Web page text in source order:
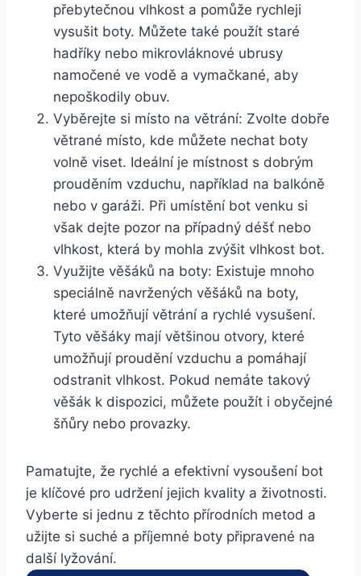
‍přebytečnou vlhkost a‌ pomůže rychleji
vysušit boty. Můžete také použít ‌staré
hadříky nebo mikrovláknové ubrusy
namočené⁤ ve ‌vodě⁢ a vymačkané, aby
nepoškodily obuv.
Vyběrejte si místo na větrání: ‌Zvolte dobře
‍větrané místo, ‌kde můžete nechat ​boty
volně viset. Ideální ‌je místnost s dobrým
prouděním⁣ vzduchu, například na balkóně
⁢nebo ‌v garáži. Při umístění bot‌ venku si
však ‌dejte pozor na případný déšť nebo
vlhkost, která by mohla zvýšit ​vlhkost bot.
Využijte věšáků na boty:‌ Existuje mnoho⁤
speciálně navržených věšáků na boty,
které umožňují větrání a rychlé‍ vysušení.
Tyto věšáky mají většinou otvory, které
umožňují proudění vzduchu a⁣ pomáhají
odstranit vlhkost. Pokud nemáte⁤ takový
věšák ⁣k dispozici,⁣ můžete použít i‍ obyčejné
šňůry nebo​ provazky.
Pamatujte, ​že rychlé a efektivní vysoušení bot
je klíčové pro udržení jejich ⁢kvality⁢ a životnosti.
Vyberte ‌si jednu⁣ z těchto přírodních‍ metod ​a
užijte si suché ⁣a příjemné boty připravené na
další lyžování.